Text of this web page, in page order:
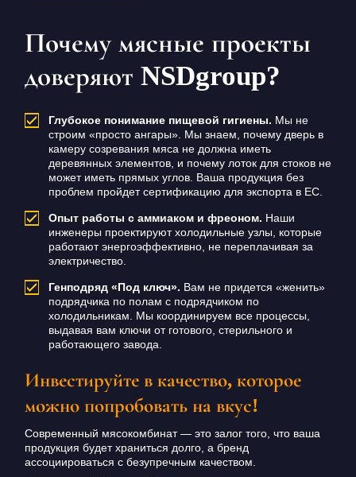
Почему мясные проекты
доверяют NSDgroup?
Глубокое понимание пищевой гигиены. Мы не
строим «просто ангары». Мы знаем, почему дверь в
камеру созревания мяса не должна иметь
деревянных элементов, и почему лоток для стоков не
может иметь прямых углов. Ваша продукция без
проблем пройдет сертификацию для экспорта в ЕС.
Опыт работы с аммиаком и фреоном. Наши
инженеры проектируют холодильные узлы, которые
работают энергоэффективно, не переплачивая за
электричество.
Генподряд «Под ключ». Вам не придется «женить»
подрядчика по полам с подрядчиком по
холодильникам. Мы координируем все процессы,
выдавая вам ключи от готового, стерильного и
работающего завода.
Инвестируйте в качество, которое
можно попробовать на вкус!
Современный мясокомбинат — это залог того, что ваша
продукция будет храниться долго, а бренд
ассоциироваться с безупречным качеством.